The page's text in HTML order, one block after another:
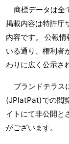
商標データは全
掲載内容は特許庁
内容です。 公報
いる通り、権利者
わりに広く公示さ
ブランドテラス
(JPlatPat)での閲
イトにて非公開と
がございます。